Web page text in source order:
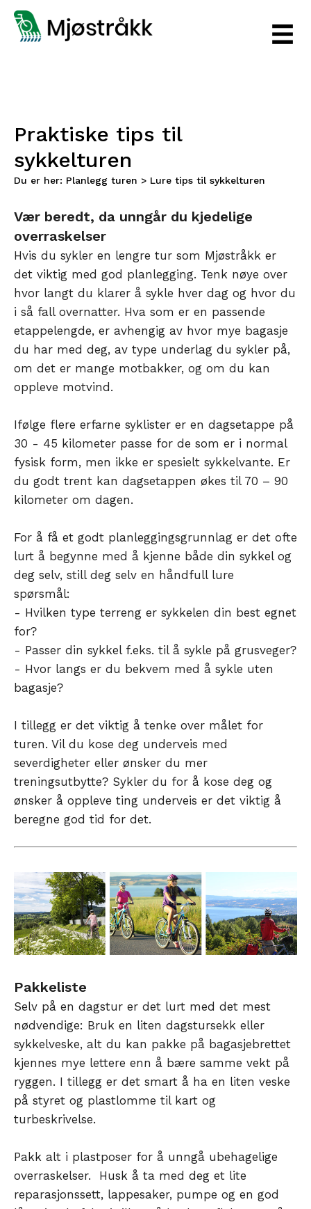
Praktiske tips til
sykkelturen
Du er her: Planlegg turen > Lure tips til sykkelturen
Vær beredt, da unngår du kjedelige
overraskelser
Hvis du sykler en lengre tur som Mjøstråkk er
det viktig med god planlegging. Tenk nøye over
hvor langt du klarer å sykle hver dag og hvor du
i så fall overnatter. Hva som er en passende
etappelengde, er avhengig av hvor mye bagasje
du har med deg, av type underlag du sykler på,
om det er mange motbakker, og om du kan
oppleve motvind.
Ifølge flere erfarne syklister er en dagsetappe på
30 - 45 kilometer passe for de som er i normal
fysisk form, men ikke er spesielt sykkelvante. Er
du godt trent kan dagsetappen økes til 70 – 90
kilometer om dagen.
For å få et godt planleggingsgrunnlag er det ofte
lurt å begynne med å kjenne både din sykkel og
deg selv, still deg selv en håndfull lure
spørsmål:
- Hvilken type terreng er sykkelen din best egnet
for?
- Passer din sykkel f.eks. til å sykle på grusveger?
- Hvor langs er du bekvem med å sykle uten
bagasje?
I tillegg er det viktig å tenke over målet for
turen. Vil du kose deg underveis med
severdigheter eller ønsker du mer
treningsutbytte? Sykler du for å kose deg og
ønsker å oppleve ting underveis er det viktig å
beregne god tid for det.
Pakkeliste
Selv på en dagstur er det lurt med det mest
nødvendige: Bruk en liten dagstursekk eller
sykkelveske, alt du kan pakke på bagasjebrettet
kjennes mye lettere enn å bære samme vekt på
ryggen. I tillegg er det smart å ha en liten veske
på styret og plastlomme til kart og
turbeskrivelse.
Pakk alt i plastposer for å unngå ubehagelige
overraskelser. Husk å ta med deg et lite
reparasjonssett, lappesaker, pumpe og en god